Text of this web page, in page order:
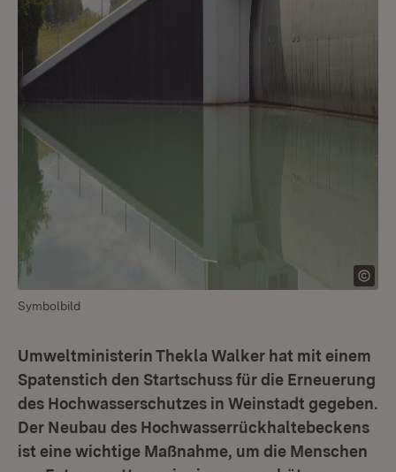
Symbolbild
Umweltministerin Thekla Walker hat mit einem
Spatenstich den Startschuss für die Erneuerung
des Hochwasserschutzes in Weinstadt gegeben.
Der Neubau des Hochwasserrückhaltebeckens
ist eine wichtige Maßnahme, um die Menschen